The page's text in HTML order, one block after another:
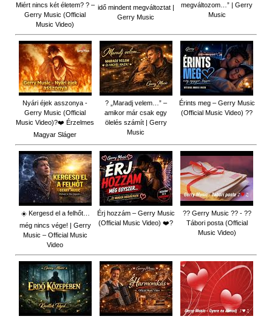
Miért nincs két életem? ? –
Gerry Music (Official
Music Video)
idő mindent megváltoztat |
Gerry Music
megváltozom…” | Gerry
Music
Nyári éjek asszonya -
Gerry Music (Official
Music Video)?❤️ Érzelmes
Magyar Sláger
? „Maradj velem…” –
amikor már csak egy
ölelés számít | Gerry
Music
Érints meg – Gerry Music
(Official Music Video) ??
☀️ Kergesd el a felhőt…
még nincs vége! | Gerry
Music – Official Music
Video
Érj hozzám – Gerry Music
(Official Music Video) ❤️?
?? Gerry Music ?? - ??
Tábori posta (Official
Music Video)